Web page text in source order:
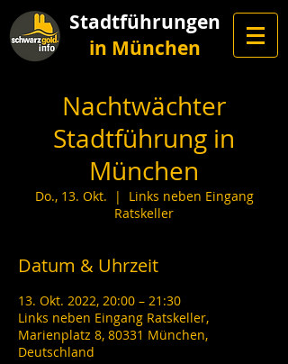
Stadtführungen
in München
Nachtwächter
Stadtführung in
München
Do., 13. Okt.
  |
Links neben Eingang
Ratskeller
Datum & Uhrzeit
13. Okt. 2022, 20:00 – 21:30
Links neben Eingang Ratskeller,
Marienplatz 8, 80331 München,
Deutschland